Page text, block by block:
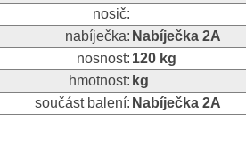
nosič:
nabíječka: Nabíječka 2A
nosnost: 120 kg
hmotnost: kg
součást balení: Nabíječka 2A